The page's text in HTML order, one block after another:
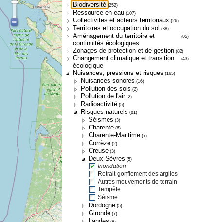
Biodiversité (252)
Ressource en eau (107)
Collectivités et acteurs territoriaux (26)
Territoires et occupation du sol (38)
Aménagement du territoire et
continuités écologiques
(95)
Zonages de protection et de gestion (82)
Changement climatique et transition
écologique
(43)
Nuisances, pressions et risques (165)
Nuisances sonores (16)
Pollution des sols (2)
Pollution de l'air (2)
Radioactivité (5)
Risques naturels (81)
Séismes (3)
Charente (6)
Charente-Maritime (7)
Corrèze (2)
Creuse (3)
Deux-Sèvres (5)
Inondation
Retrait-gonflement des argiles
Autres mouvements de terrain
Tempête
Séisme
Dordogne (5)
Gironde (7)